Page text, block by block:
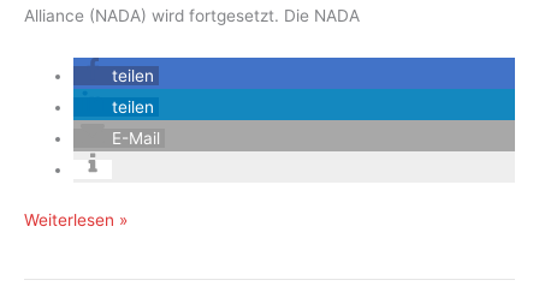
Alliance (NADA) wird fortgesetzt. Die NADA
teilen
teilen
E-Mail
Die
Weiterlesen »